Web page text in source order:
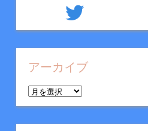
twitter
アーカイブ
ア
ー
カ